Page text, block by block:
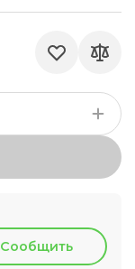
Сообщить